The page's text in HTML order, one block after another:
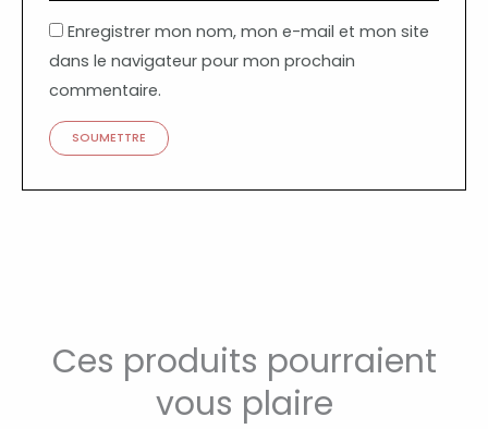
Enregistrer mon nom, mon e-mail et mon site
dans le navigateur pour mon prochain
commentaire.
Ces produits pourraient
vous plaire